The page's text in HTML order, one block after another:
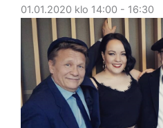
01.01.2020 klo 14:00 - 16:30